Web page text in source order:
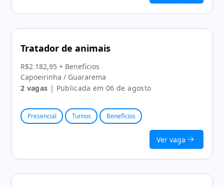
Tratador de animais
R$2.182,95 + Benefícios
Capoeirinha / Guararema
2 vagas | Publicada em 06 de agosto
Presencial Turnos Benefícios
Ver vaga